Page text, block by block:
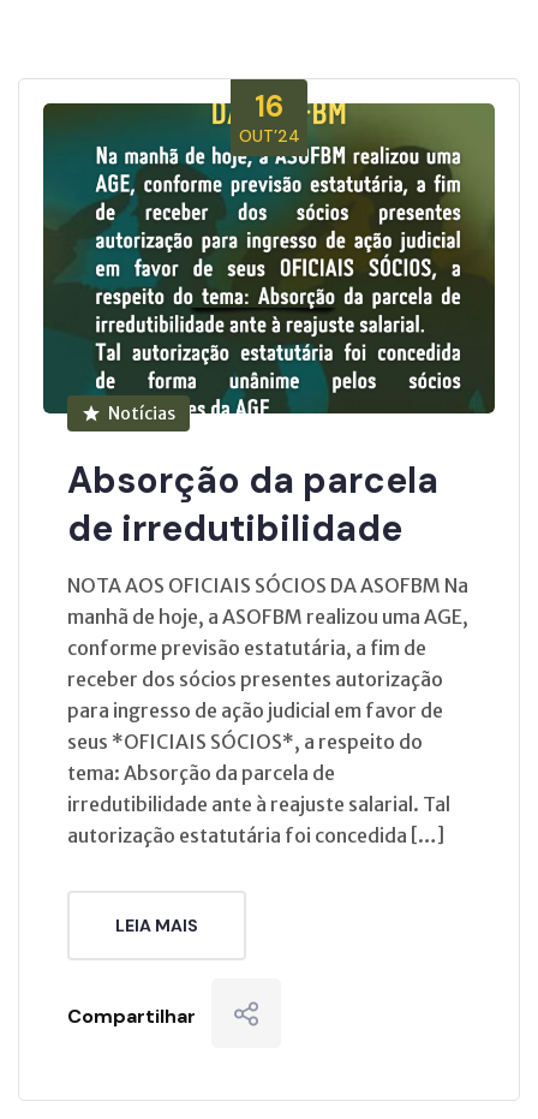
16
OUT’24
Notícias
Absorção da parcela
de irredutibilidade
NOTA AOS OFICIAIS SÓCIOS DA ASOFBM Na
manhã de hoje, a ASOFBM realizou uma AGE,
conforme previsão estatutária, a fim de
receber dos sócios presentes autorização
para ingresso de ação judicial em favor de
seus *OFICIAIS SÓCIOS*, a respeito do
tema: Absorção da parcela de
irredutibilidade ante à reajuste salarial. Tal
autorização estatutária foi concedida […]
LEIA MAIS
Compartilhar